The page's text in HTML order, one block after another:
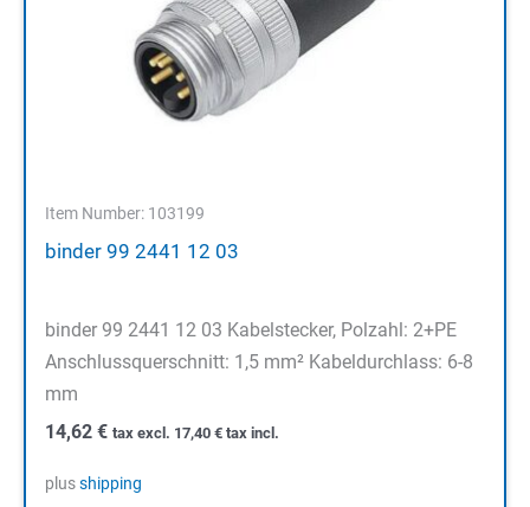
Item Number: 103199
binder 99 2441 12 03
binder 99 2441 12 03 Kabelstecker, Polzahl: 2+PE
Anschlussquerschnitt: 1,5 mm² Kabeldurchlass: 6-8
mm
14,62 € tax excl. 17,40 € tax incl.
plusshipping